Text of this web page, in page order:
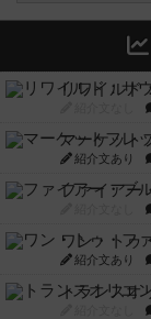
リワイルド
マーケット
紹介文あり
ファイアー
ワン・トゥ
紹介文あり
トランスオ